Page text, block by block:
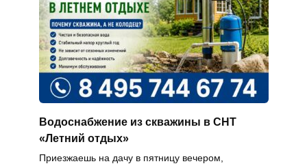
Водоснабжение из скважины в СНТ
«Летний отдых»
Приезжаешь на дачу в пятницу вечером,